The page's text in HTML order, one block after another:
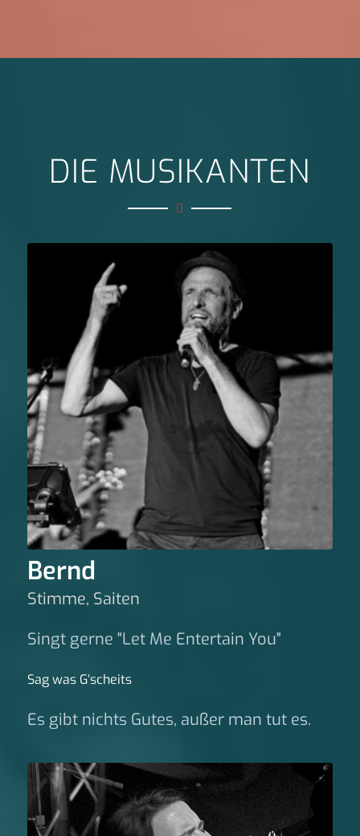
DIE MUSIKANTEN
Bernd
Stimme, Saiten
Singt gerne "Let Me Entertain You"
Sag was G‘scheits
Es gibt nichts Gutes, außer man tut es.